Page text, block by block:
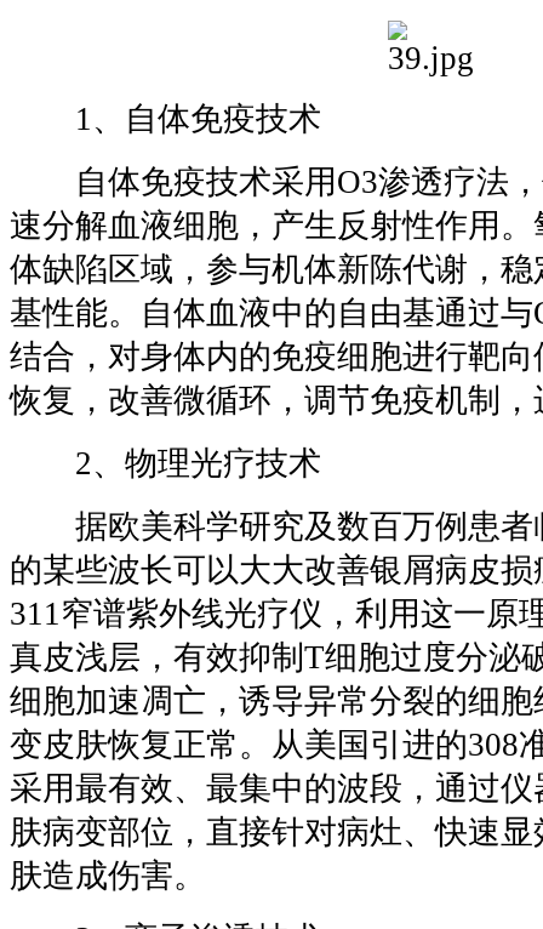
1、自体免疫技术
自体免疫技术采用O3渗透疗法，
速分解血液细胞，产生反射性作用
体缺陷区域，参与机体新陈代谢，
基性能。自体血液中的自由基通过
结合，对身体内的免疫细胞进行靶
恢复，改善微循环，调节免疫机制
2、物理光疗技术
据欧美科学研究及数百万例患者
的某些波长可以大大改善银屑病皮
311窄谱紫外线光疗仪，利用这一原
真皮浅层，有效抑制T细胞过度分泌
细胞加速凋亡，诱导异常分裂的细
变皮肤恢复正常。从美国引进的308
采用最有效、最集中的波段，通过
肤病变部位，直接针对病灶、快速
肤造成伤害。